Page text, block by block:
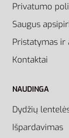
Privatumo
Saugus
Pristatymas ir
Kontaktai
NAUDINGA
Dydžių
Išpardavimas